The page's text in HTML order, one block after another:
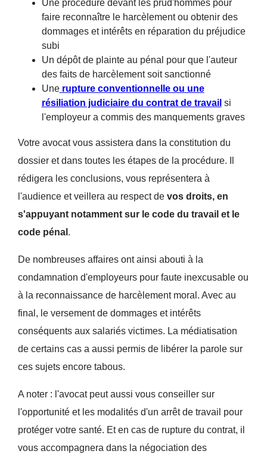
Une procédure devant les prud'hommes pour
faire reconnaître le harcèlement ou obtenir des
dommages et intérêts en réparation du préjudice
subi
Un dépôt de plainte au pénal pour que l'auteur
des faits de harcèlement soit sanctionné
Unerupture conventionnelle ou une
résiliation judiciaire du contrat de travail si
l'employeur a commis des manquements graves
Votre avocat vous assistera dans la constitution du
dossier et dans toutes les étapes de la procédure. Il
rédigera les conclusions, vous représentera à
l'audience et veillera au respect de vos droits, en
s'appuyant notamment sur le code du travail et le
code pénal .
De nombreuses affaires ont ainsi abouti à la
condamnation d'employeurs pour faute inexcusable ou
à la reconnaissance de harcèlement moral. Avec au
final, le versement de dommages et intérêts
conséquents aux salariés victimes. La médiatisation
de certains cas a aussi permis de libérer la parole sur
ces sujets encore tabous.
A noter : l'avocat peut aussi vous conseiller sur
l'opportunité et les modalités d'un arrêt de travail pour
protéger votre santé. Et en cas de rupture du contrat, il
vous accompagnera dans la négociation des